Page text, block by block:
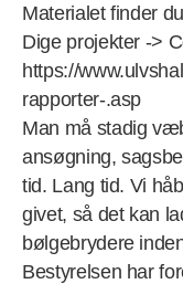
Materialet finder
Dige projekter ->
https://
rapporter-.asp
Man må stadig
ansøgning,
tid. Lang tid. Vi
givet, så det kan
bølgebrydere
Bestyrelsen har